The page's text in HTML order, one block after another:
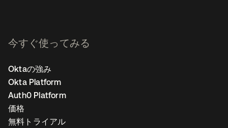
今すぐ使ってみる
Oktaの強み
Okta Platform
Auth0 Platform
価格
無料トライアル